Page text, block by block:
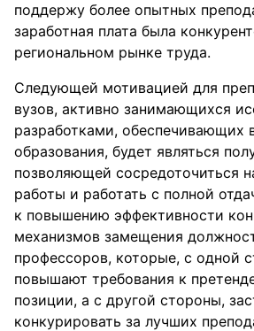
поддержу более опытных
заработная плата была
региональном рынке труда.
Следующей мотивацией для
вузов, активно занимающихся
разработками, обеспечивающих
образования, будет являться
позволяющей сосредоточиться
работы и работать с полной
к повышению эффективности
механизмов замещения
профессоров, которые, с одной
повышают требования к
позиции, а с другой стороны,
конкурировать за лучших